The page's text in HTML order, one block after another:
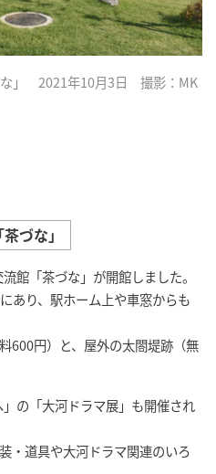
な」 2021年10月3日 撮影：MK
づな」
館「茶づな」が開館しました。
あり、駅ホーム上や車窓からも
600円）と、屋外の太閤堤跡（無
の「大河ドラマ展」も開催され
・道具や大河ドラマ関連のいろ